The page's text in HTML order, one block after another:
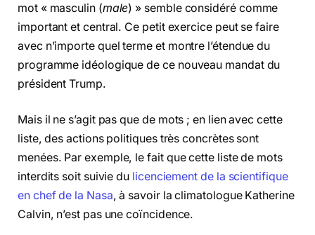
mot « masculin (male) » semble considéré comme
important et central. Ce petit exercice peut se faire
avec n’importe quel terme et montre l’étendue du
programme idéologique de ce nouveau mandat du
président Trump.
Mais il ne s’agit pas que de mots ; en lien avec cette
liste, des actions politiques très concrètes sont
menées. Par exemple, le fait que cette liste de mots
interdits soit suivie du licenciement de la scientifique
en chef de la Nasa, à savoir la climatologue Katherine
Calvin, n’est pas une coïncidence.